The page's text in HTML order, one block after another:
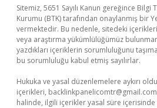
Sitemiz, 5651 Sayılı Kanun gereğince
Kurumu (BTK) tarafından onaylanmış bir
vermektedir. Bu nedenle, sitedeki
veya araştırma yükümlülüğümüz
yazdıkları içeriklerin sorumluluğunu
bu sorumluluğu kabul etmiş sayılırlar.
Hukuka ve yasal düzenlemelere aykırı
içerikleri, backlinkpanelicomtr@gmail.com
halinde, ilgili içerikler yasal süre içerisinde